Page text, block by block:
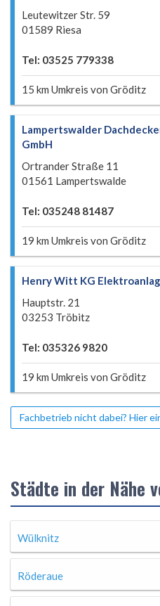
Leutewitzer Str. 59
01589 Riesa
Tel: 03525 779338
15 km Umkreis von Gröditz
Lampertswalder
GmbH
Ortrander Straße 11
01561 Lampertswalde
Tel: 035248 81487
19 km Umkreis von Gröditz
Henry Witt KG
Hauptstr. 21
03253 Tröbitz
Tel: 035326 9820
19 km Umkreis von Gröditz
Fachbetrieb nicht dabei? Hier
Städte in der Nähe
Wülknitz
Röderaue